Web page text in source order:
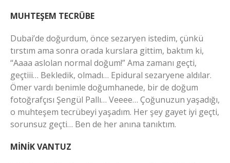
MUHTEŞEM TECRÜBE
Dubai’de doğurdum, önce sezaryen istedim, çünkü
tırstım ama sonra orada kurslara gittim, baktım ki,
“Aaaa aslolan normal doğum!” Ama zamanı geçti,
geçtiii… Bekledik, olmadı… Epidural sezaryene aldılar.
Ömer vardı benimle doğumhanede, bir de doğum
fotoğrafçısı Şengül Pallı… Veeee… Çoğunuzun yaşadığı,
o muhteşem tecrübeyi yaşadım. Her şey gayet iyi geçti,
sorunsuz geçti… Ben de her anına tanıktım.
MİNİK VANTUZ